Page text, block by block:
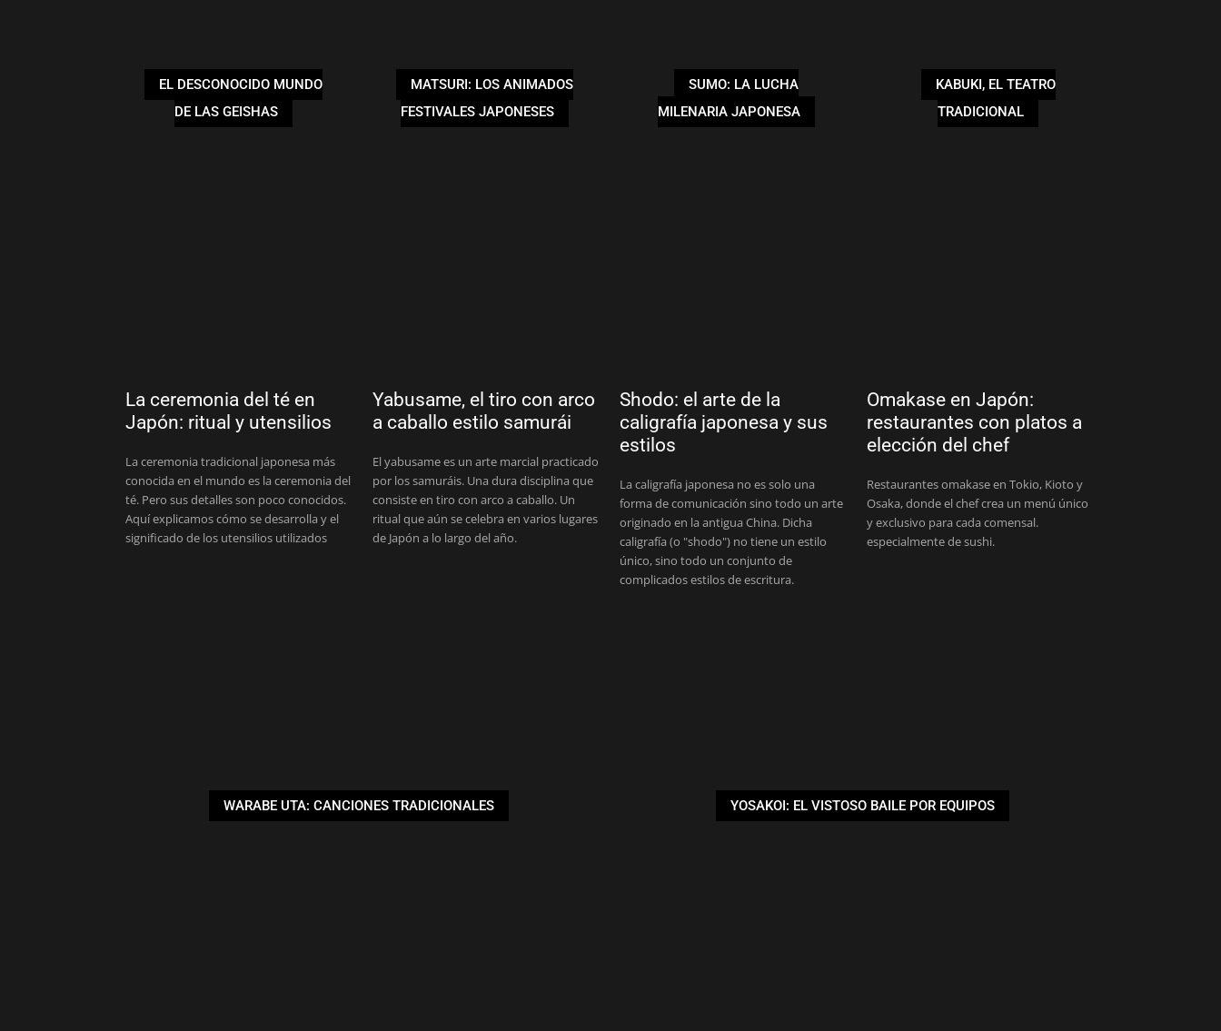
EL DESCONOCIDO MUNDO
DE LAS GEISHAS
MATSURI: LOS ANIMADOS
FESTIVALES JAPONESES
SUMO: LA LUCHA
MILENARIA JAPONESA
KABUKI, EL TEATRO
TRADICIONAL
La ceremonia del té en
Japón: ritual y utensilios
La ceremonia tradicional japonesa más
conocida en el mundo es la ceremonia del
té. Pero sus detalles son poco conocidos.
Aquí explicamos cómo se desarrolla y el
significado de los utensilios utilizados
Yabusame, el tiro con arco
a caballo estilo samurái
El yabusame es un arte marcial practicado
por los samuráis. Una dura disciplina que
consiste en tiro con arco a caballo. Un
ritual que aún se celebra en varios lugares
de Japón a lo largo del año.
Shodo: el arte de la
caligrafía japonesa y sus
estilos
La caligrafía japonesa no es solo una
forma de comunicación sino todo un arte
originado en la antigua China. Dicha
caligrafía (o "shodo") no tiene un estilo
único, sino todo un conjunto de
complicados estilos de escritura.
Omakase en Japón:
restaurantes con platos a
elección del chef
Restaurantes omakase en Tokio, Kioto y
Osaka, donde el chef crea un menú único
y exclusivo para cada comensal.
especialmente de sushi.
WARABE UTA: CANCIONES TRADICIONALES YOSAKOI: EL VISTOSO BAILE POR EQUIPOS